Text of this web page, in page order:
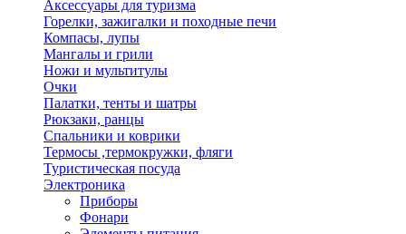
Аксессуары для туризма
Горелки, зажигалки и походные печи
Компасы, лупы
Мангалы и грили
Ножи и мультитулы
Очки
Палатки, тенты и шатры
Рюкзаки, ранцы
Спальники и коврики
Термосы ,термокружки, фляги
Туристическая посуда
Электроника
Приборы
Фонари